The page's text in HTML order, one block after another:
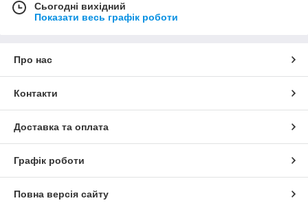
Сьогодні вихідний
Показати весь графік роботи
Про нас
Контакти
Доставка та оплата
Графік роботи
Повна версія сайту